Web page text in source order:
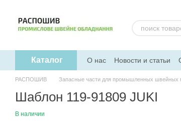
Каталог О нас Новости и статьи
РАСПОШИВ Запасные части для промышленных швейных
Шаблон 119-91809 JUKI
В наличии